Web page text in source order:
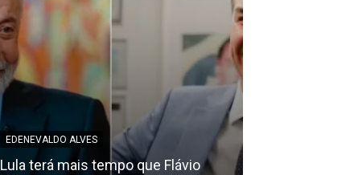
EDENEVALDO ALVES
Lula terá mais tempo que Flávio